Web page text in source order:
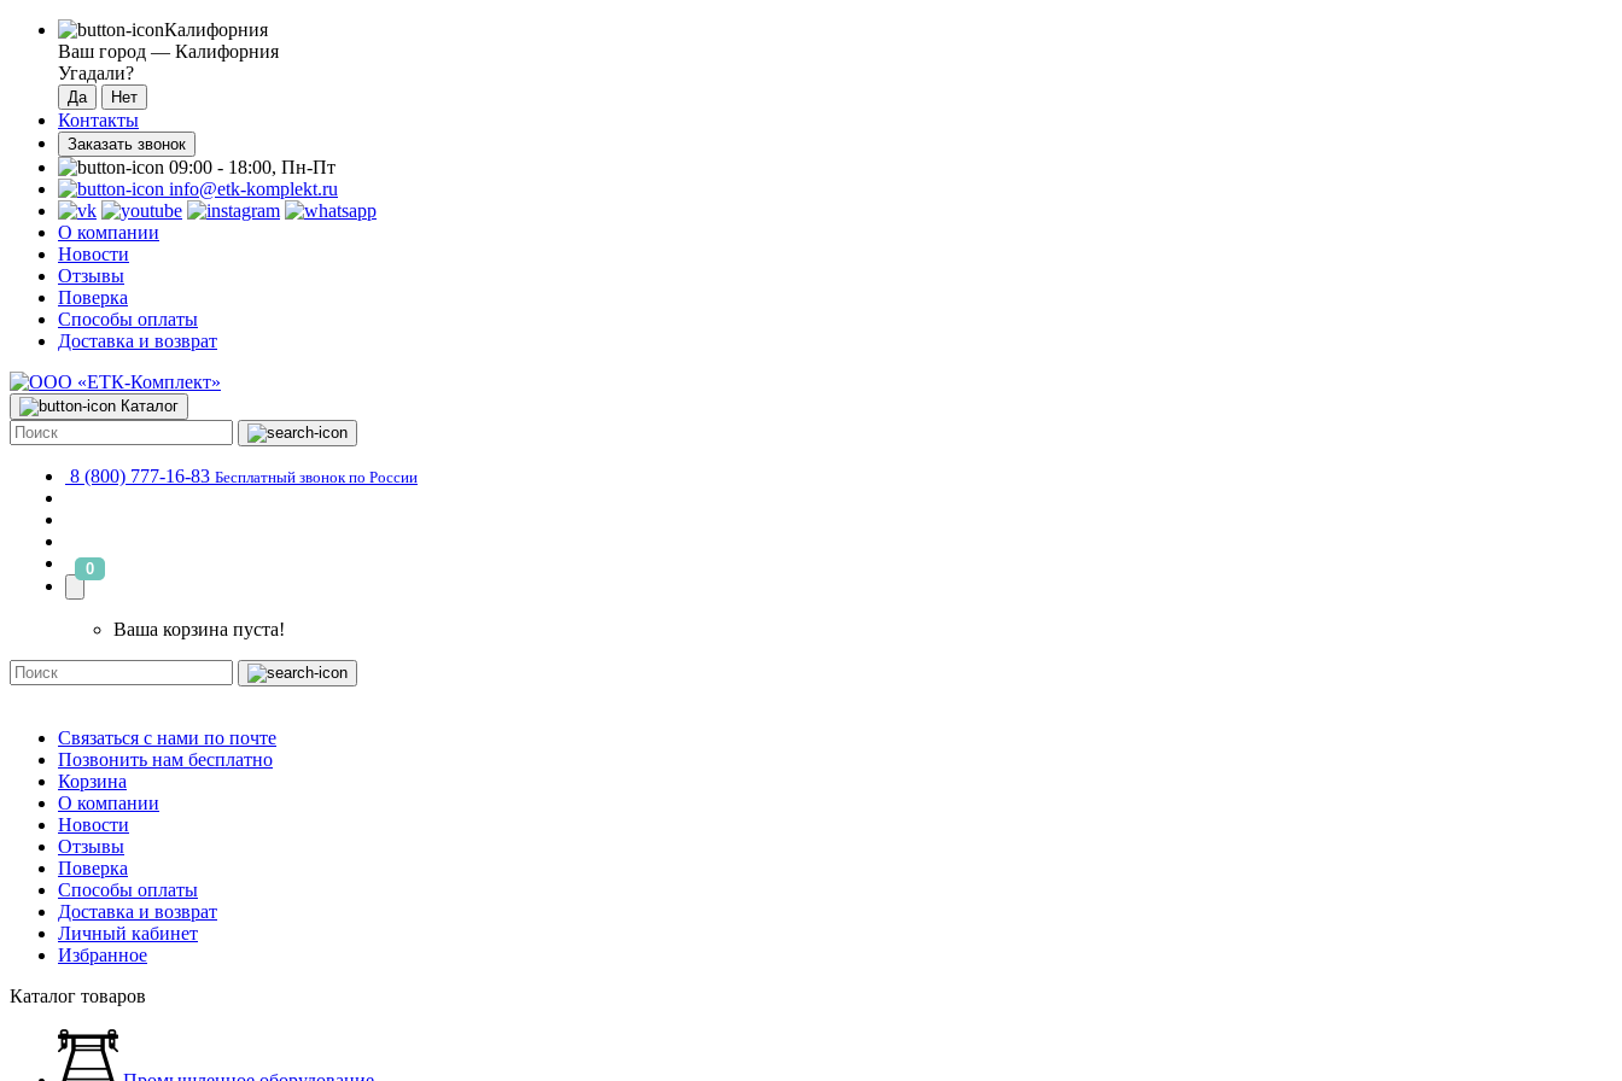
Калифорния
Ваш город — Калифорния
Угадали?
Контакты
Заказать звонок
09:00 - 18:00, Пн-Пт
info@etk-komplekt.ru
О компании
Новости
Отзывы
Поверка
Способы оплаты
Доставка и возврат
Каталог
8 (800) 777-16-83 Бесплатный звонок по России
0
Ваша корзина пуста!
Связаться с нами по почте
Позвонить нам бесплатно
Корзина
О компании
Новости
Отзывы
Поверка
Способы оплаты
Доставка и возврат
Личный кабинет
Избранное
Каталог товаров